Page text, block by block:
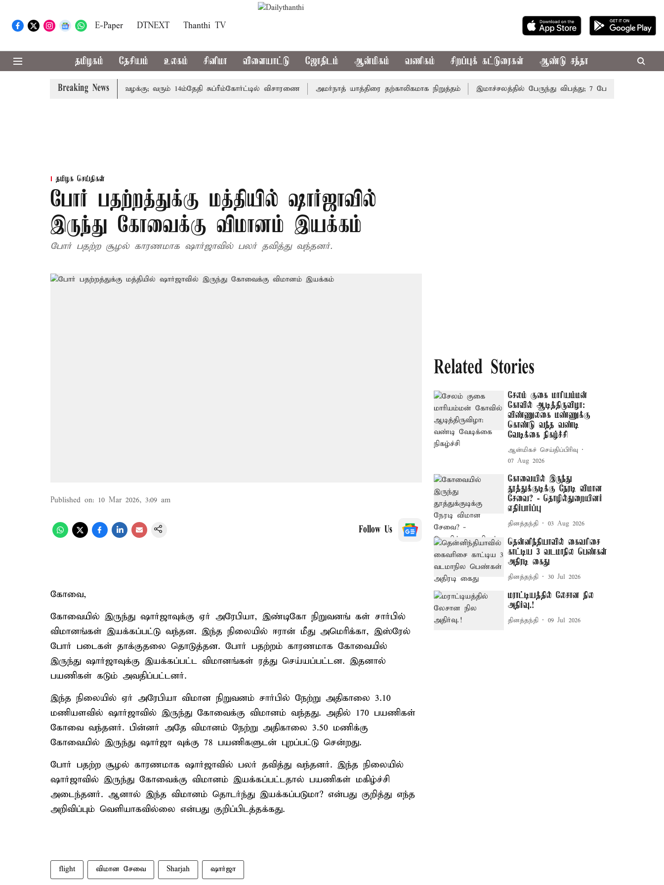
E-Paper DTNEXT Thanthi TV
தமிழகம் தேசியம் உலகம் சினிமா விளையாட்டு ஜோதிடம் ஆன்மிகம் வணிகம் சிறப்புக் கட்டுரைகள் ஆண்டு சந்தா
Breaking News
அரசுப்பணி வழக்கு; வரும் 14ம்தேதி சுப்ரீம்கோர்ட்டில் விசாரணை அமர்நாத் யாத்திரை தற்காலிகமாக நிறுத்தம் இமாச்சலத்தில் பேருந்து விபத்து; 7 பேர் பலி - பிரதமர்
தமிழக செய்திகள்
போர் பதற்றத்துக்கு மத்தியில் ஷார்ஜாவில்
இருந்து கோவைக்கு விமானம் இயக்கம்
போர் பதற்ற சூழல் காரணமாக ஷார்ஜாவில் பலர் தவித்து வந்தனர்.
Published on: 10 Mar 2026, 3:09 am
Follow Us
கோவை,
கோவையில் இருந்து ஷார்ஜாவுக்கு ஏர் அரேபியா, இண்டிகோ நிறுவனங் கள் சார்பில்
விமானங்கள் இயக்கப்பட்டு வந்தன. இந்த நிலையில் ஈரான் மீது அமெரிக்கா, இஸ்ரேல்
போர் படைகள் தாக்குதலை தொடுத்தன. போர் பதற்றம் காரணமாக கோவையில்
இருந்து ஷார்ஜாவுக்கு இயக்கப்பட்ட விமானங்கள் ரத்து செய்யப்பட்டன. இதனால்
பயணிகள் கடும் அவதிப்பட்டனர்.
இந்த நிலையில் ஏர் அரேபியா விமான நிறுவனம் சார்பில் நேற்று அதிகாலை 3.10
மணியளவில் ஷார்ஜாவில் இருந்து கோவைக்கு விமானம் வந்தது. அதில் 170 பயணிகள்
கோவை வந்தனர். பின்னர் அதே விமானம் நேற்று அதிகாலை 3.50 மணிக்கு
கோவையில் இருந்து ஷார்ஜா வுக்கு 78 பயணிகளுடன் புறப்பட்டு சென்றது.
போர் பதற்ற சூழல் காரணமாக ஷார்ஜாவில் பலர் தவித்து வந்தனர். இந்த நிலையில்
ஷார்ஜாவில் இருந்து கோவைக்கு விமானம் இயக்கப்பட்டதால் பயணிகள் மகிழ்ச்சி
அடைந்தனர். ஆனால் இந்த விமானம் தொடர்ந்து இயக்கப்படுமா? என்பது குறித்து எந்த
அறிவிப்பும் வெளியாகவில்லை என்பது குறிப்பிடத்தக்கது.
flight விமான சேவை Sharjah ஷார்ஜா
Related Stories
சேலம் குகை மாரியம்மன்
கோவில் ஆடித்திருவிழா:
விண்ணுலகை மண்ணுக்கு
கொண்டு வந்த வண்டி
வேடிக்கை நிகழ்ச்சி
ஆன்மிகச் செய்திப்பிரிவு
07 Aug 2026
கோவையில் இருந்து
தூத்துக்குடிக்கு நேரடி விமான
சேவை? - தொழில்துறையினர்
எதிர்பார்ப்பு
தினத்தந்தி 03 Aug 2026
தென்னிந்தியாவில் கைவரிசை
காட்டிய 3 வடமாநில பெண்கள்
அதிரடி கைது
தினத்தந்தி 30 Jul 2026
மராட்டியத்தில் லேசான நில
அதிர்வு.!
தினத்தந்தி 09 Jul 2026